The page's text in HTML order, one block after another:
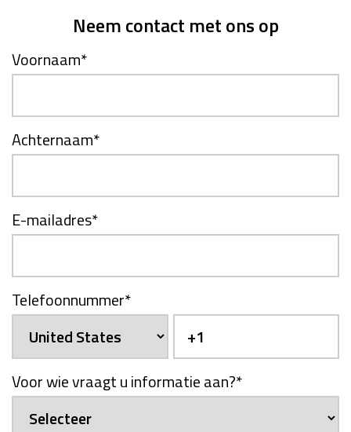
Neem contact met ons op
Voornaam*
Achternaam*
E-mailadres*
Telefoonnummer*
Voor wie vraagt u informatie aan?*